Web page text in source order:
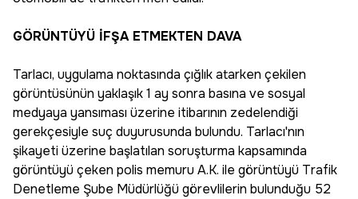
GÖRÜNTÜYÜ İFŞA ETMEKTEN DAVA
Tarlacı, uygulama noktasında çığlık atarken çekilen
görüntüsünün yaklaşık 1 ay sonra basına ve sosyal
medyaya yansıması üzerine itibarının zedelendiği
gerekçesiyle suç duyurusunda bulundu. Tarlacı'nın
şikayeti üzerine başlatılan soruşturma kapsamında
görüntüyü çeken polis memuru A.K. ile görüntüyü Trafik
Denetleme Şube Müdürlüğü görevlilerin bulunduğu 52